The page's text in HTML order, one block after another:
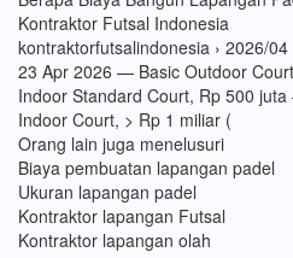
Kontraktor Futsal Indonesia
kontraktorfutsalindonesia › 2026/04
23 Apr 2026 — Basic Outdoor
Indoor Standard Court, Rp 500
Indoor Court, > Rp 1 miliar (
Orang lain juga menelusuri
Biaya pembuatan lapangan padel
Ukuran lapangan padel
Kontraktor lapangan Futsal
Kontraktor lapangan olah